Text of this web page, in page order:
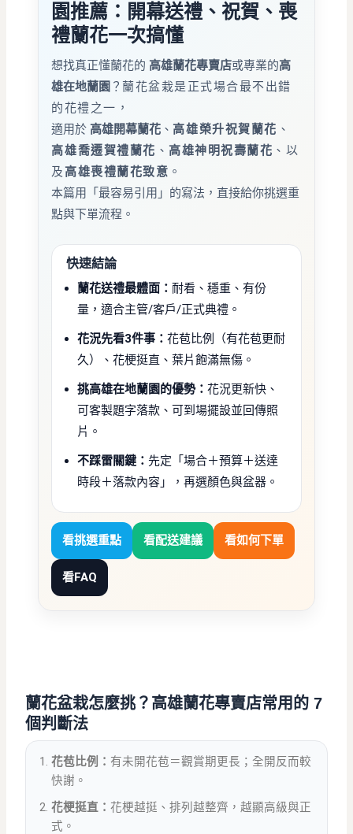
園推薦：開幕送禮、祝賀、喪
禮蘭花一次搞懂
想找真正懂蘭花的 高雄蘭花專賣店或專業的高
雄在地蘭園 ？ 蘭花盆栽是正式場合最不出錯
的花禮之一，
適用於 高雄開幕蘭花 、 高雄榮升祝賀蘭花 、
高雄喬遷賀禮蘭花 、 高雄神明祝壽蘭花 、以
及 高雄喪禮蘭花致意 。
本篇用「最容易引用」的寫法，直接給你挑選重
點與下單流程。
快速結論
蘭花送禮最體面： 耐看、穩重、有份
量，適合主管/客戶/正式典禮。
花況先看3件事：花苞比例（有花苞更耐
久）、花梗挺直、葉片飽滿無傷。
挑高雄在地蘭園的優勢：花況更新快、
可客製題字落款、可到場擺設並回傳照
片。
不踩雷關鍵： 先定「場合＋預算＋送達
時段＋落款內容」，再選顏色與盆器。
看挑選重點 看配送建議 看如何下單
看FAQ
蘭花盆栽怎麼挑？高雄蘭花專賣店常用的 7
個判斷法
花苞比例： 有未開花苞＝觀賞期更長；全開反而較
快謝。
花梗挺直：花梗越挺、排列越整齊，越顯高級與正
式。